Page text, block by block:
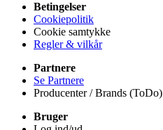
Betingelser
Cookiepolitik
Cookie samtykke
Regler & vilkår
Partnere
Se Partnere
Producenter / Brands (ToDo)
Bruger